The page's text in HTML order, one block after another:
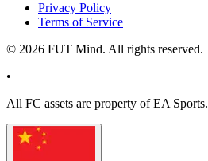
Privacy Policy
Terms of Service
© 2026 FUT Mind. All rights reserved.
•
All FC assets are property of EA Sports.